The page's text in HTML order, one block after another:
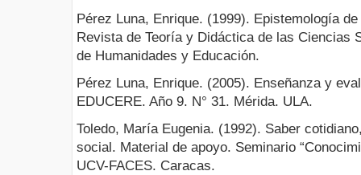
Pérez Luna, Enrique. (1999). Epistemología
Revista de Teoría y Didáctica de las Ciencias
de Humanidades y Educación.
Pérez Luna, Enrique. (2005). Enseñanza y
EDUCERE. Año 9. N° 31. Mérida. ULA.
Toledo, María Eugenia. (1992). Saber
social. Material de apoyo. Seminario
UCV-FACES. Caracas.